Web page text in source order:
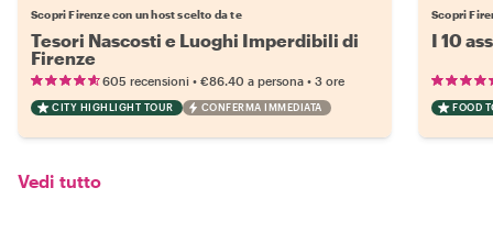
Scopri Firenze con un host scelto da te
Tesori Nascosti e Luoghi Imperdibili di
Firenze
605 recensioni • €86.40 a persona • 3 ore
CITY HIGHLIGHT TOUR CONFERMA IMMEDIATA
Scopri
I 10
FOOD
Vedi tutto